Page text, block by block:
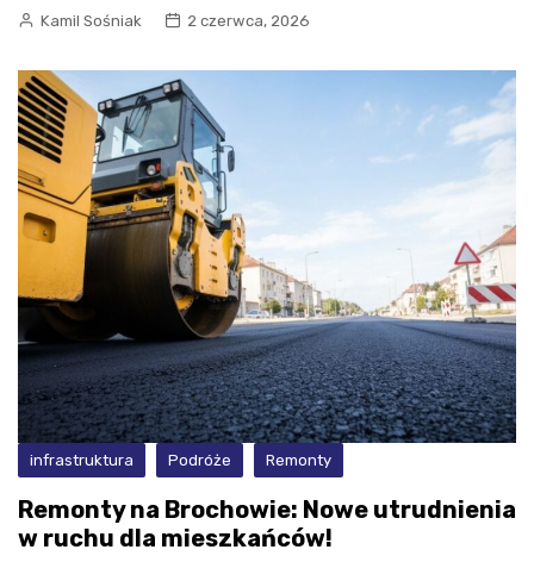
Kamil Sośniak 2 czerwca, 2026
infrastruktura Podróże Remonty
Remonty na Brochowie: Nowe utrudnienia
w ruchu dla mieszkańców!